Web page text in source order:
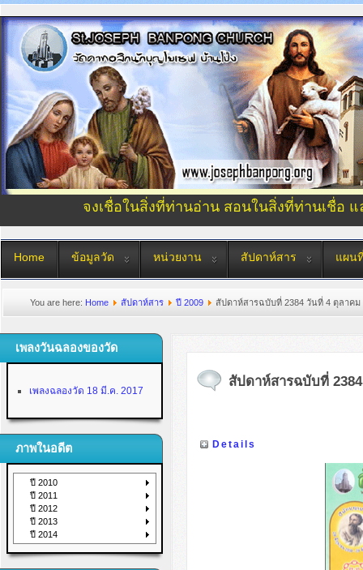
จงเชื่อในสิ่งที่ท่านอ่าน สอนในสิ่งที่ท่านเชื่อ
Home ข้อมูลวัด หน่วยงาน สัปดาห์สาร แผน
You are here: Home สัปดาห์สาร ปี 2009 สัปดาห์สารฉบับที่ 2384 วันที่ 4 ตุลาคม
เพลงวันฉลองของวัด
เพลงฉลองวัด 18 มี.ค. 2017
ภาพในอดีต
ปี 2010
ปี 2011
ปี 2012
ปี 2013
ปี 2014
สัปดาห์สารฉบับที่
Details